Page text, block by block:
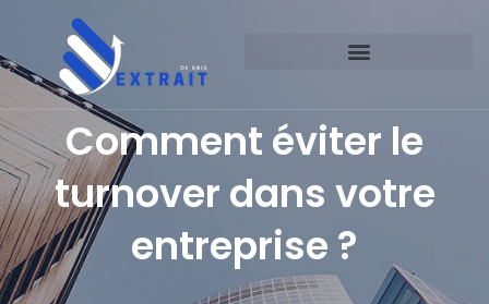
Comment éviter le
turnover dans votre
entreprise ?